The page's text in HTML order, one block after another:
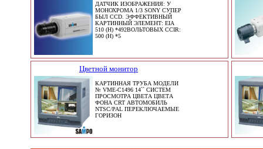
ДАТЧИК ИЗОБРАЖЕНИЯ: У
МОНОХРОМА 1/3 SONY СУПЕР
БЫЛ CCD. ЭФФЕКТИВНЫЙ
КАРТИННЫЙ ЭЛЕМЕНТ: EIA
510 (H) *492ВОЛЬТОВЫХ CCIR:
500 (H) *5
Цветной монитор
КАРТИННАЯ ТРУБА МОДЕЛИ
№ VME-C1496 14`` СИСТЕМ
ПРОСМОТРА ЦВЕТА ЦВЕТА
ФОНА CRT АВТОМОБИЛЬ
NTSC/PAL ПЕРЕКЛЮЧАЕМЫЕ
ГОРИЗОН